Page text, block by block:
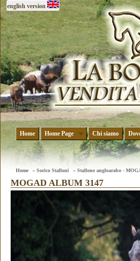
english version
Home Home Page Chi siamo
Home » Sorico Stalloni » Stallone angloarabo -
MOGAD ALBUM 3147